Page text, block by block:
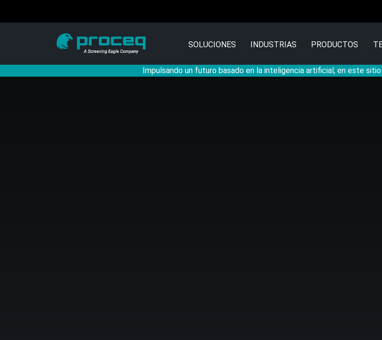
Impulsando un futuro basado en la inteligencia artificial, en este
SOLUCIONES INDUSTRIAS PRODUCTOS